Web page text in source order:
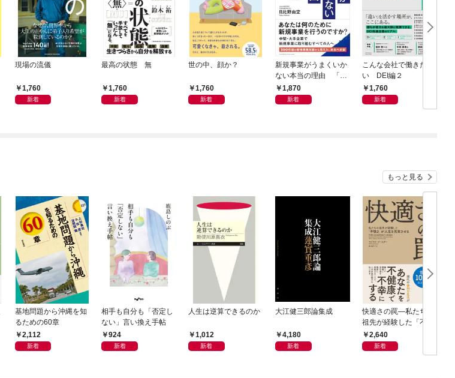
現場の流儀
1,760
新着
最高の状態 無
1,760
新着
世の中、顔か？
1,760
新着
新規事業がうまくいか
ない本当の理由 「目
的」から始める事業創
造プロセス
1,870
新着
こんな会社で働きた
い DEI編２
1,760
新着
もっと見る
基地問題から沖縄を知
るための60章
2,112
新着
相手も自分も「否定し
ない」言い換え手帖
924
新着
人生は逆算できるのか
1,012
新着
大江健三郎論集成
4,180
新着
快適さの罠―私たちの
祖先が経験した「不快
さ」が人生を充実させ
る
2,640
新着